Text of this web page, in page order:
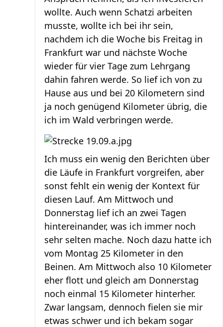
wollte. Auch wenn Schatzi arbeiten
musste, wollte ich bei ihr sein,
nachdem ich die Woche bis Freitag in
Frankfurt war und nächste Woche
wieder für vier Tage zum Lehrgang
dahin fahren werde. So lief ich von zu
Hause aus und bei 20 Kilometern sind
ja noch genügend Kilometer übrig, die
ich im Wald verbringen werde.
Ich muss ein wenig den Berichten über
die Läufe in Frankfurt vorgreifen, aber
sonst fehlt ein wenig der Kontext für
diesen Lauf. Am Mittwoch und
Donnerstag lief ich an zwei Tagen
hintereinander, was ich immer noch
sehr selten mache. Noch dazu hatte ich
vom Montag 25 Kilometer in den
Beinen. Am Mittwoch also 10 Kilometer
eher flott und gleich am Donnerstag
noch einmal 15 Kilometer hinterher.
Zwar langsam, dennoch fielen sie mir
etwas schwer und ich bekam sogar